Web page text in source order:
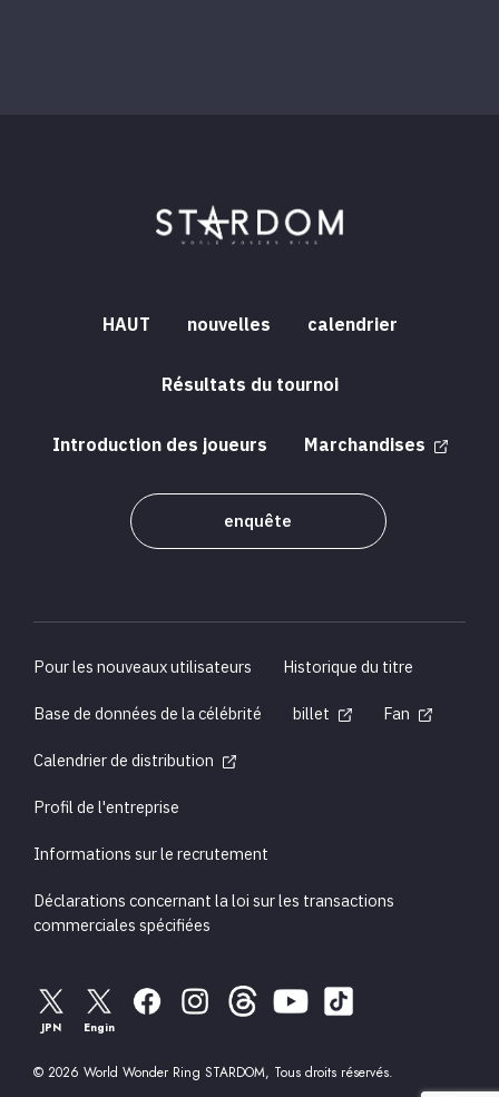
HAUT nouvelles calendrier
Résultats du tournoi
Introduction des joueurs Marchandises
enquête
Pour les nouveaux utilisateurs
Historique du titre
Base de données de la célébrité
billet
Fan
Calendrier de distribution
Profil de l'entreprise
Informations sur le recrutement
Déclarations concernant la loi sur les transactions
commerciales spécifiées
JPN Engin
© 2026 World Wonder Ring STARDOM, Tous droits réservés.